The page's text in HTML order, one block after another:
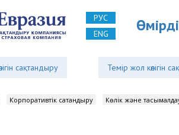
РУС
ENG
сақтандыру Темір жол көлігін
Корпоративтік сақтандыру Көлік және